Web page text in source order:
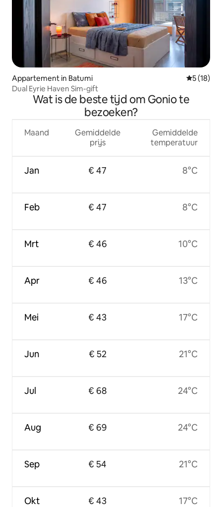
Appartement in Batumi
5 (18)
Dual Eyrie Haven Sim-gift
Wat is de beste tijd om Gonio te
bezoeken?
Maand
Jan
Feb
Mrt
Apr
Mei
Jun
Jul
Aug
Sep
Okt
Gemiddelde
prijs
€ 47
€ 47
€ 46
€ 46
€ 43
€ 52
€ 68
€ 69
€ 54
€ 43
Gemiddelde
temperatuur
8°C
8°C
10°C
13°C
17°C
21°C
24°C
24°C
21°C
17°C